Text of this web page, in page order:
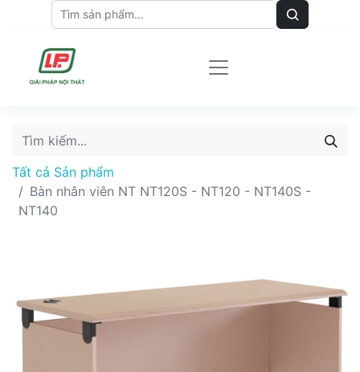
Tất cả Sản phẩm
Bàn nhân viên NT NT120S - NT120 - NT140S -
NT140